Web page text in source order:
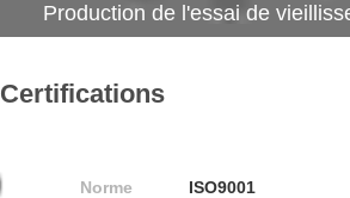
Production de l'essai de
Certifications
Norme
ISO9001